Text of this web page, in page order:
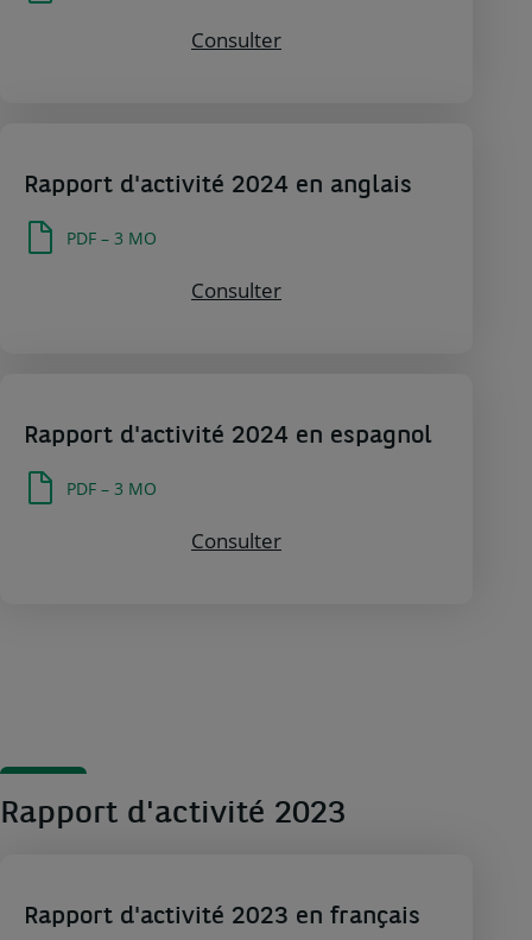
ConsulterConsulter Rapport
Rapport d'activité 2024 en anglais
PDF – 3 MO
ConsulterConsulter Rapport
Rapport d'activité 2024 en espagnol
PDF – 3 MO
ConsulterConsulter Rapport
Rapport d'activité 2023
Rapport d'activité 2023 en français